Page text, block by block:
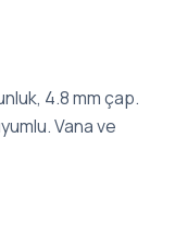
4.8 mm çap.
Vana ve